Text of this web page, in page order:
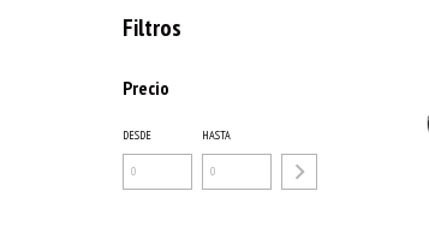
Filtros
Precio
DESDE HASTA